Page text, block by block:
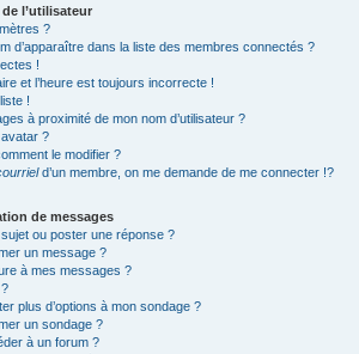
l’utilisateur
?
d’apparaître dans la liste des membres connectés ?
!
et l’heure est toujours incorrecte !
!
à proximité de mon nom d’utilisateur ?
?
le modifier ?
d’un membre, on me demande de me connecter !?
de messages
ou poster une réponse ?
un message ?
à mes messages ?
plus d’options à mon sondage ?
un sondage ?
à un forum ?